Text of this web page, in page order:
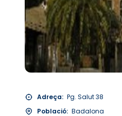
Adreça: Pg. Salut 38
Població: Badalona